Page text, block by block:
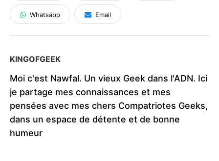
Whatsapp Email
KINGOFGEEK
Moi c'est Nawfal. Un vieux Geek dans l'ADN. Ici
je partage mes connaissances et mes
pensées avec mes chers Compatriotes Geeks,
dans un espace de détente et de bonne
humeur